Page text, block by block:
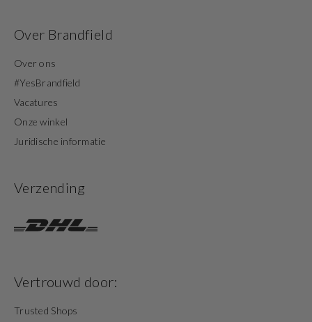
Over Brandfield
Over ons
#YesBrandfield
Vacatures
Onze winkel
Juridische informatie
Verzending
Vertrouwd door:
Trusted Shops